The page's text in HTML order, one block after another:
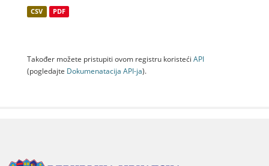
CSV PDF
Također možete pristupiti ovom registru koristeći API
(pogledajte Dokumenаtаcijа API-jа).